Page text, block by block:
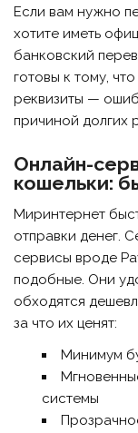
Если вам нужно
хотите иметь
банковский
готовы к тому,
реквизиты —
причиной долгих
Онлайн-
кошельки:
Миринтернет
отправки денег.
сервисы вроде
подобные. Они
обходятся
за что их ценят:
Минимум
системы